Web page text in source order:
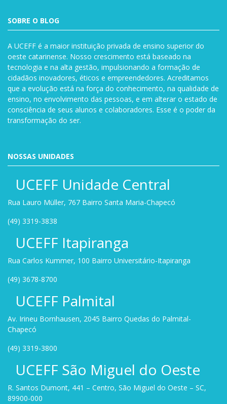
SOBRE O BLOG
A UCEFF é a maior instituição privada de ensino superior do
oeste catarinense. Nosso crescimento está baseado na
tecnologia e na alta gestão, impulsionando a formação de
cidadãos inovadores, éticos e empreendedores. Acreditamos
que a evolução está na força do conhecimento, na qualidade de
ensino, no envolvimento das pessoas, e em alterar o estado de
consciência de seus alunos e colaboradores. Esse é o poder da
transformação do ser.
NOSSAS UNIDADES
UCEFF Unidade Central
Rua Lauro Müller, 767 Bairro Santa Maria-Chapecó
(49) 3319-3838
UCEFF Itapiranga
Rua Carlos Kummer, 100 Bairro Universitário-Itapiranga
(49) 3678-8700
UCEFF Palmital
Av. Irineu Bornhausen, 2045 Bairro Quedas do Palmital-
Chapecó
(49) 3319-3800
UCEFF São Miguel do Oeste
R. Santos Dumont, 441 – Centro, São Miguel do Oeste – SC,
89900-000